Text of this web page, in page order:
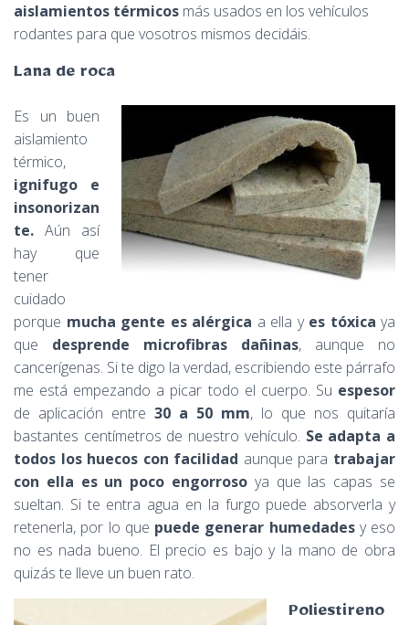
aislamientos térmicos más usados en los vehículos
rodantes para que vosotros mismos decidáis.
Lana de roca
Es un buen
aislamiento
térmico,
ignifugo e
insonorizan
te. Aún así
hay que
tener
cuidado
porque mucha gente es alérgica a ella y es tóxica ya
que desprende microfibras dañinas, aunque no
cancerígenas. Si te digo la verdad, escribiendo este párrafo
me está empezando a picar todo el cuerpo. Su espesor
de aplicación entre 30 a 50 mm, lo que nos quitaría
bastantes centímetros de nuestro vehículo. Se adapta a
todos los huecos con facilidad aunque para trabajar
con ella es un poco engorroso ya que las capas se
sueltan. Si te entra agua en la furgo puede absorverla y
retenerla, por lo que puede generar humedadesy eso
no es nada bueno. El precio es bajo y la mano de obra
quizás te lleve un buen rato.
Poliestireno